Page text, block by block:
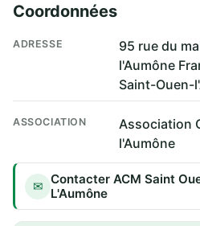
Coordonnées
ADRESSE
95 rue du
l'Aumône
Saint-Ouen-
ASSOCIATION
Association
l'Aumône
✉ Contacter ACM Saint
L'Aumône